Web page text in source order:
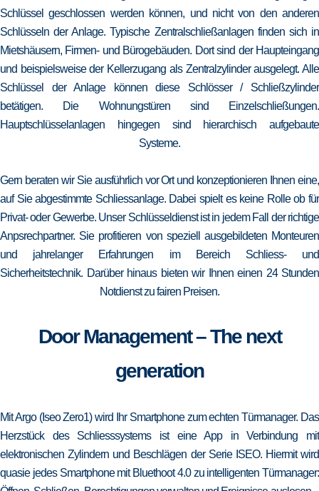
Schlüssel geschlossen werden können, und nicht von den anderen
Schlüsseln der Anlage. Typische Zentralschließanlagen finden sich in
Mietshäusern, Firmen- und Bürogebäuden. Dort sind der Haupteingang
und beispielsweise der Kellerzugang als Zentralzylinder ausgelegt. Alle
Schlüssel der Anlage können diese Schlösser / Schließzylinder
betätigen. Die Wohnungstüren sind Einzelschließungen.
Hauptschlüsselanlagen hingegen sind hierarchisch aufgebaute
Systeme.
Gern beraten wir Sie ausführlich vor Ort und konzeptionieren Ihnen eine,
auf Sie abgestimmte Schliessanlage. Dabei spielt es keine Rolle ob für
Privat- oder Gewerbe. Unser Schlüsseldienst ist in jedem Fall der richtige
Anpsrechpartner. Sie profitieren von speziell ausgebildeten Monteuren
und jahrelanger Erfahrungen im Bereich Schliess- und
Sicherheitstechnik. Darüber hinaus bieten wir Ihnen einen 24 Stunden
Notdienst zu fairen Preisen.
Door Management – The next
generation
Mit Argo (Iseo Zero1) wird Ihr Smartphone zum echten Türmanager. Das
Herzstück des Schliesssystems ist eine App in Verbindung mit
elektronischen Zylindern und Beschlägen der Serie ISEO. Hiermit wird
quasie jedes Smartphone mit Bluethoot 4.0 zu intelligenten Türmanager: